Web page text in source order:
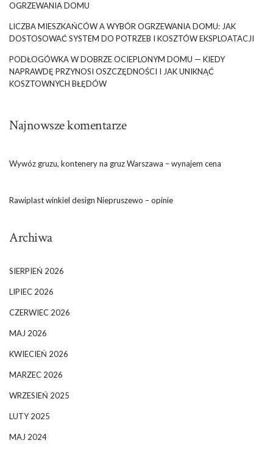
OGRZEWANIA DOMU
LICZBA MIESZKAŃCÓW A WYBÓR OGRZEWANIA DOMU: JAK
DOSTOSOWAĆ SYSTEM DO POTRZEB I KOSZTÓW EKSPLOATACJI
PODŁOGÓWKA W DOBRZE OCIEPLONYM DOMU — KIEDY
NAPRAWDĘ PRZYNOSI OSZCZĘDNOŚCI I JAK UNIKNĄĆ
KOSZTOWNYCH BŁĘDÓW
Najnowsze komentarze
Wywóz gruzu, kontenery na gruz Warszawa – wynajem cena
Rawiplast winkiel design Niepruszewo – opinie
Archiwa
SIERPIEŃ 2026
LIPIEC 2026
CZERWIEC 2026
MAJ 2026
KWIECIEŃ 2026
MARZEC 2026
WRZESIEŃ 2025
LUTY 2025
MAJ 2024